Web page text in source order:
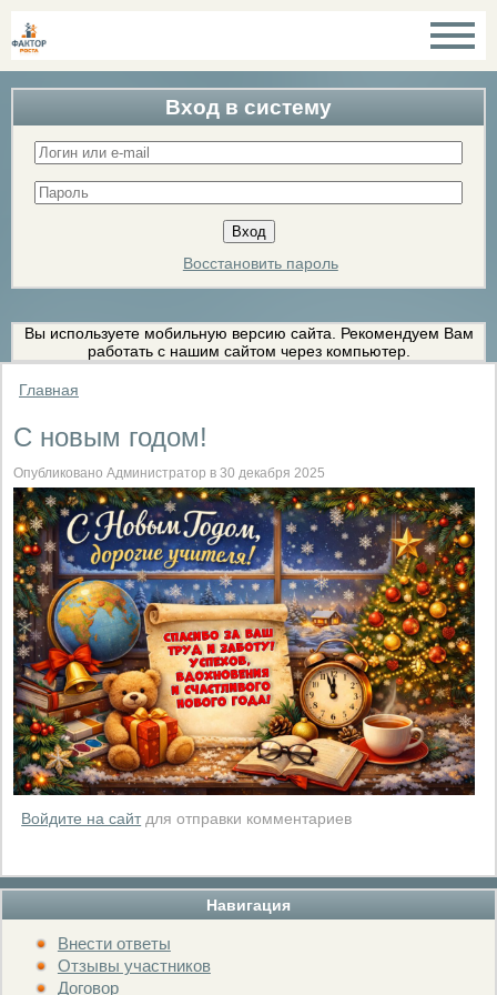
Вход в систему
Восстановить пароль
Вы используете мобильную версию сайта. Рекомендуем Вам
работать с нашим сайтом через компьютер.
Навигация
Внести ответы
Отзывы участников
Договор
Главная
С новым годом!
Опубликовано Администратор в 30 декабря 2025
Войдите на сайтдля отправки комментариев